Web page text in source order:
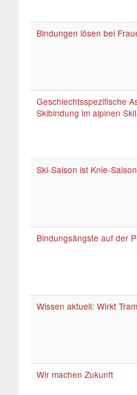
Bindungen lösen bei
Geschlechtsspezifische
Skibindung im alpinen
Ski-Saison ist Knie-Saison
Bindungsängste auf der
Wissen aktuell: Wirkt
Wir machen Zukunft